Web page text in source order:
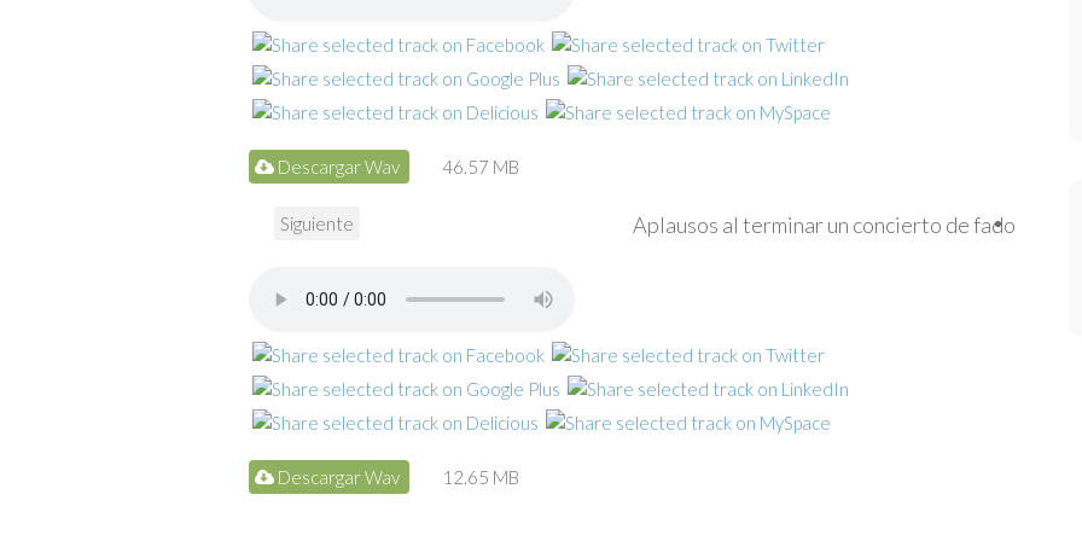
Descargar Wav 46.57 MB
Aplausos al terminar un concierto de fado
Descargar Wav 12.65 MB
Siguiente